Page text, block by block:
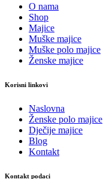
O nama
Shop
Majice
Muške majice
Muške polo majice
Ženske majice
Korisni linkovi
Naslovna
Ženske polo majice
Dječije majice
Blog
Kontakt
Kontakt podaci